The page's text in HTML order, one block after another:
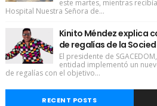
este martes, mientras
Hospital Nuestra Señora de...
Kinito Méndez explica
de regalías de la
El presidente de
entidad implementó un
de regalías con el objetivo...
RECENT POSTS